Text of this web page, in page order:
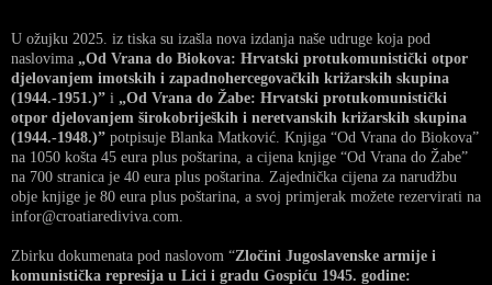
U ožujku 2025. iz tiska su izašla nova izdanja naše udruge koja pod
naslovima „Od Vrana do Biokova: Hrvatski protukomunistički otpor
djelovanjem imotskih i zapadnohercegovačkih križarskih skupina
(1944.-1951.)” i „Od Vrana do Žabe: Hrvatski protukomunistički
otpor djelovanjem širokobrijeških i neretvanskih križarskih skupina
(1944.-1948.)” potpisuje Blanka Matković. Knjiga “Od Vrana do Biokova”
na 1050 košta 45 eura plus poštarina, a cijena knjige “Od Vrana do Žabe”
na 700 stranica je 40 eura plus poštarina. Zajednička cijena za narudžbu
obje knjige je 80 eura plus poštarina, a svoj primjerak možete rezervirati na
infor@croatiarediviva.com.
Zbirku dokumenata pod naslovom “Zločini Jugoslavenske armije i
komunistička represija u Lici i gradu Gospiću 1945. godine: